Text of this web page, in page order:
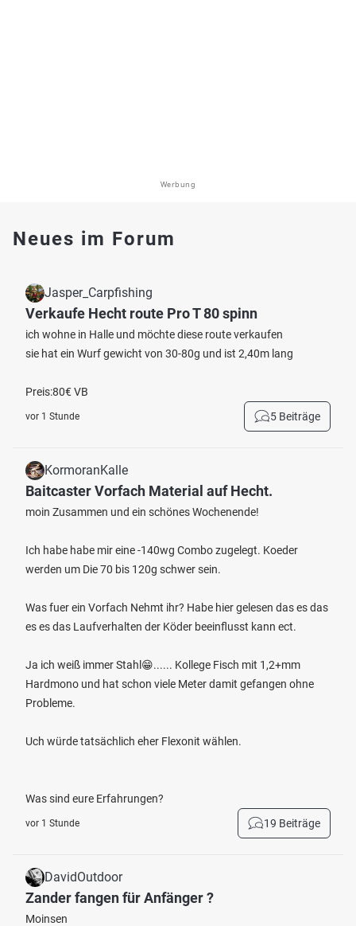
Werbung
Neues im Forum
Jasper_Carpfishing
Verkaufe Hecht route Pro T 80 spinn
ich wohne in Halle und möchte diese route verkaufen
sie hat ein Wurf gewicht von 30-80g und ist 2,40m lang
Preis:80€ VB
vor 1 Stunde 5 Beiträge
KormoranKalle
Baitcaster Vorfach Material auf Hecht.
moin Zusammen und ein schönes Wochenende!
Ich habe habe mir eine -140wg Combo zugelegt. Koeder
werden um Die 70 bis 120g schwer sein.
Was fuer ein Vorfach Nehmt ihr? Habe hier gelesen das es das
es es das Laufverhalten der Köder beeinflusst kann ect.
Ja ich weiß immer Stahl😁...... Kollege Fisch mit 1,2+mm
Hardmono und hat schon viele Meter damit gefangen ohne
Probleme.
Uch würde tatsächlich eher Flexonit wählen.
Was sind eure Erfahrungen?
vor 1 Stunde 19 Beiträge
DavidOutdoor
Zander fangen für Anfänger ?
Moinsen